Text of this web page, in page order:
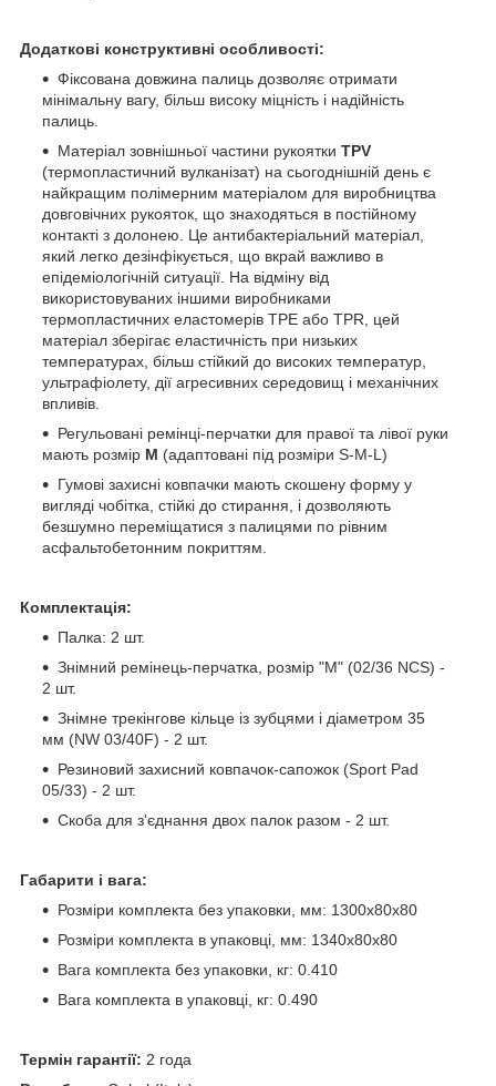
Додаткові конструктивні особливості:
Фіксована довжина палиць дозволяє отримати
мінімальну вагу, більш високу міцність і надійність
палиць.
Матеріал зовнішньої частини рукоятки TPV
(термопластичний вулканізат) на сьогоднішній день є
найкращим полімерним матеріалом для виробництва
довговічних рукояток, що знаходяться в постійному
контакті з долонею. Це антибактеріальний матеріал,
який легко дезінфікується, що вкрай важливо в
епідеміологічній ситуації. На відміну від
використовуваних іншими виробниками
термопластичних еластомерів TPE або TPR, цей
матеріал зберігає еластичність при низьких
температурах, більш стійкий до високих температур,
ультрафіолету, дії агресивних середовищ і механічних
впливів.
Регульовані ремінці-перчатки для правої та лівої руки
мають розмір M (адаптовані під розміри S-M-L)
Гумові захисні ковпачки мають скошену форму у
вигляді чобітка, стійкі до стирання, і дозволяють
безшумно переміщатися з палицями по рівним
асфальтобетонним покриттям.
Комплектація:
Палка: 2 шт.
Знімний ремінець-перчатка, розмір "M" (02/36 NCS) -
2 шт.
Знімне трекінгове кільце із зубцями і діаметром 35
мм (NW 03/40F) - 2 шт.
Резиновий захисний ковпачок-сапожок (Sport Pad
05/33) - 2 шт.
Скоба для з'єднання двох палок разом - 2 шт.
Габарити і вага:
Розміри комплекта без упаковки, мм: 1300х80х80
Розміри комплекта в упаковці, мм: 1340х80х80
Вага комплекта без упаковки, кг: 0.410
Вага комплекта в упаковці, кг: 0.490
Термін гарантії: 2 года